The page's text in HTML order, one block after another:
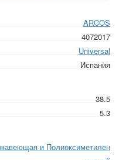
ARCOS
4072017
Universal
Испания
38.5
5.3
и Полиоксиметилен